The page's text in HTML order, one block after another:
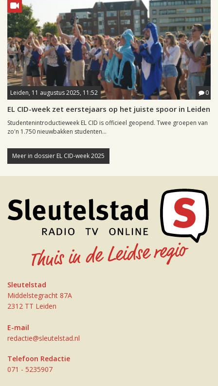
Leiden, 11 augustus 2025, 11:52 0
EL CID-week zet eerstejaars op het juiste spoor in Leiden
Studentenintroductieweek EL CID is officieel geopend. Twee groepen van
zo'n 1.750 nieuwbakken studenten...
Meer in dossier EL CID-week 2025
Sleutelstad
Middelstegracht 87A
2312 TT Leiden
E-mail
redactie@sleutelstad.nl
Telefoon Redactie
071 - 5235907